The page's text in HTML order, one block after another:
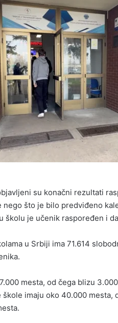
su konačni rezultati
što je bilo predviđeno
školu je učenik raspoređen i
u Srbiji ima 71.614
mesta, od čega blizu
imaju oko 40.000 mesta,